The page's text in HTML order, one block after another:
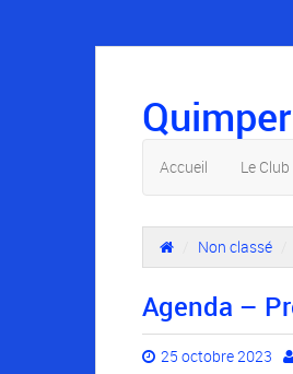
Accueil Le Club
Non classé
Agenda –
25 octobre 2023